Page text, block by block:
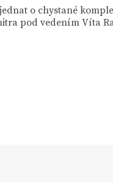
o chystané
pod vedením Víta